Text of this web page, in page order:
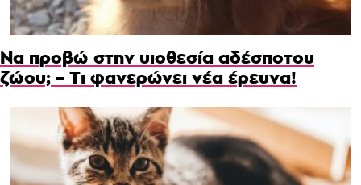
Να προβώ στην υιοθεσία αδέσποτου
ζώου; – Τι φανερώνει νέα έρευνα!